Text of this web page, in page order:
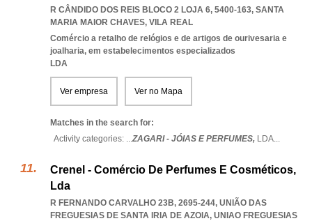
R CÂNDIDO DOS REIS BLOCO 2 LOJA 6, 5400-163, SANTA
MARIA MAIOR CHAVES, VILA REAL
Comércio a retalho de relógios e de artigos de ourivesaria e
joalharia, em estabelecimentos especializados
LDA
Ver empresa Ver no Mapa
Matches in the search for:
Activity categories: ...ZAGARI - JÓIAS E PERFUMES, LDA...
Crenel - Comércio De Perfumes E Cosméticos,
Lda
R FERNANDO CARVALHO 23B, 2695-244, UNIÃO DAS
FREGUESIAS DE SANTA IRIA DE AZOIA, UNIAO FREGUESIAS